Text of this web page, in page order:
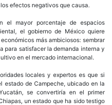
efectos negativos que causa.
el mayor porcentaje de espacios
el gobierno de México quiere
más ambiciosos: sembrar
para satisfacer la demanda interna y
en el mercado internacional.
locales y expertos es que si
estado de Campeche, ubicado en la
se convertiría en el primer
un estado que ha sido testigo